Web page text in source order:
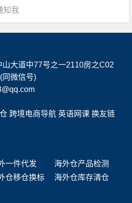
知我
大道中77号之一2110房之C02
同微信号)
跨境电商导航 英语网课 换友链
一件代发
海外仓产品检测
仓移仓换标 海外仓库存清仓